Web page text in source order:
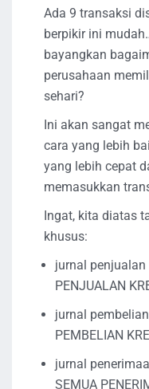
Ada 9 transaksi
berpikir ini
bayangkan
perusahaan
sehari?
Ini akan sangat
cara yang lebih
yang lebih cepat
memasukkan
Ingat, kita diatas
khusus:
jurnal penjualan
PENJUALAN
jurnal
PEMBELIAN
jurnal
SEMUA